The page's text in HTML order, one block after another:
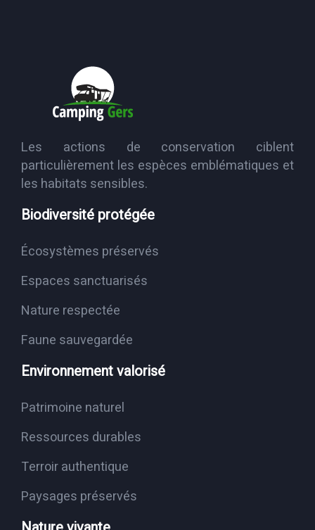
Les actions de conservation ciblent
particulièrement les espèces emblématiques et
les habitats sensibles.
Biodiversité protégée
Écosystèmes préservés
Espaces sanctuarisés
Nature respectée
Faune sauvegardée
Environnement valorisé
Patrimoine naturel
Ressources durables
Terroir authentique
Paysages préservés